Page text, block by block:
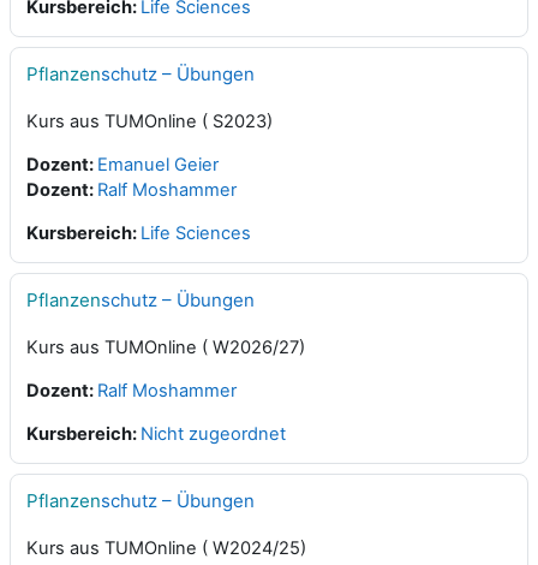
Kursbereich: Life Sciences
Pflanzenschutz – Übungen
Kurs aus TUMOnline ( S2023)
Dozent: Emanuel Geier
Dozent: Ralf Moshammer
Kursbereich: Life Sciences
Pflanzenschutz – Übungen
Kurs aus TUMOnline ( W2026/27)
Dozent: Ralf Moshammer
Kursbereich: Nicht zugeordnet
Pflanzenschutz – Übungen
Kurs aus TUMOnline ( W2024/25)